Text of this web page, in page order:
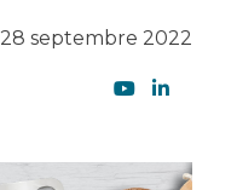
28 septembre 2022